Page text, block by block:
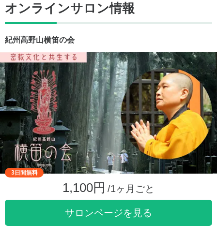
オンラインサロン情報
紀州高野山横笛の会
3日間無料
1,100円 /1ヶ月ごと
サロンページを見る